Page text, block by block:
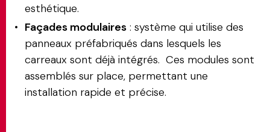
esthétique.
Façades modulaires : système qui utilise des
panneaux préfabriqués dans lesquels les
carreaux sont déjà intégrés. Ces modules sont
assemblés sur place, permettant une
installation rapide et précise.